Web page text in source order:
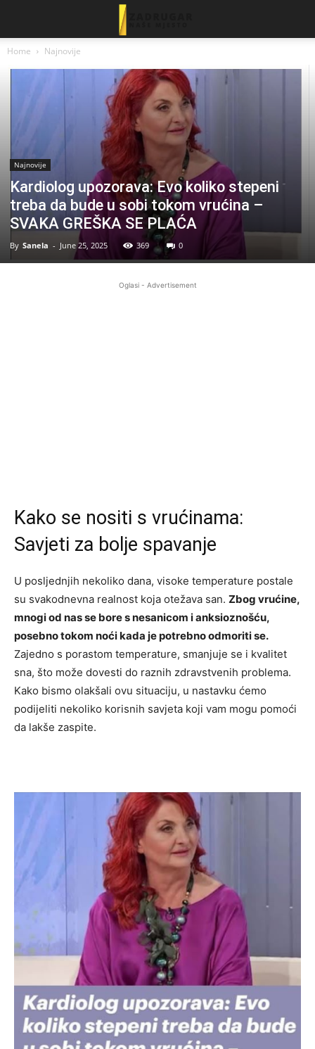
Home Najnovije
Najnovije
Kardiolog upozorava: Evo koliko stepeni
treba da bude u sobi tokom vrućina –
SVAKA GREŠKA SE PLAĆA
By Sanela - June 25, 2025 369 0
Oglasi - Advertisement
Kako se nositi s vrućinama:
Savjeti za bolje spavanje
U posljednjih nekoliko dana, visoke temperature postale
su svakodnevna realnost koja otežava san. Zbog vrućine,
mnogi od nas se bore s nesanicom i anksioznošću,
posebno tokom noći kada je potrebno odmoriti se.
Zajedno s porastom temperature, smanjuje se i kvalitet
sna, što može dovesti do raznih zdravstvenih problema.
Kako bismo olakšali ovu situaciju, u nastavku ćemo
podijeliti nekoliko korisnih savjeta koji vam mogu pomoći
da lakše zaspite.